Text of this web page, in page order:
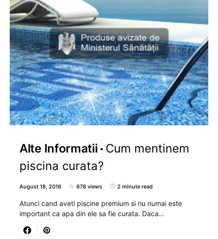
Alte Informatii
Cum mentinem
piscina curata?
August 18, 2016 678 views 2 minute read
Atunci cand aveti piscine premium si nu numai este
important ca apa din ele sa fie curata. Daca…